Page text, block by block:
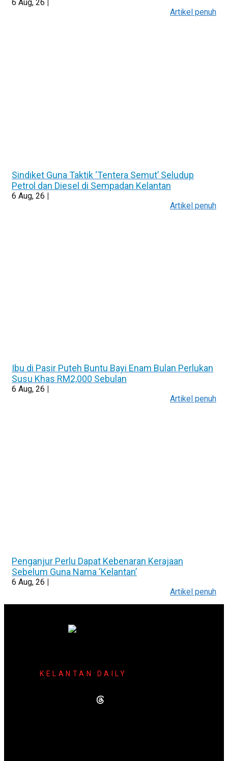
6 Aug, 26
Artikel penuh
Sindiket Guna Taktik ‘Tentera Semut’ Seludup
Petrol dan Diesel di Sempadan Kelantan
6 Aug, 26 |
Artikel penuh
Ibu di Pasir Puteh Buntu Bayi Enam Bulan Perlukan
Susu Khas RM2,000 Sebulan
6 Aug, 26 |
Artikel penuh
Penganjur Perlu Dapat Kebenaran Kerajaan
Sebelum Guna Nama ‘Kelantan’
6 Aug, 26
Artikel penuh
KELANTAN DAILY